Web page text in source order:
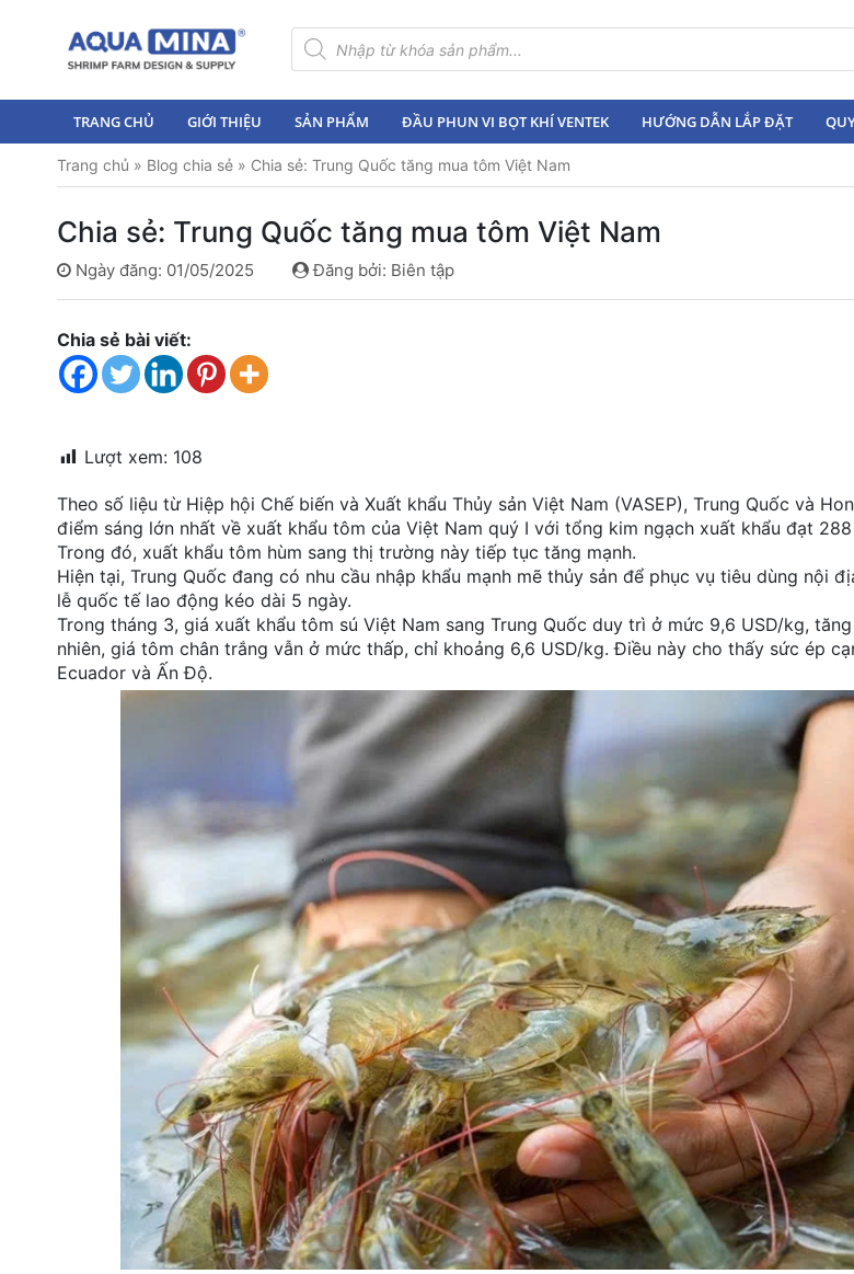
Tìm
kiếm
sản
TRANG CHỦ GIỚI THIỆU SẢN PHẨM ĐẦU PHUN VI BỌT KHÍ VENTEK HƯỚNG DẪN LẮP ĐẶT
Trang chủ » Blog chia sẻ » Chia sẻ: Trung Quốc tăng mua tôm Việt Nam
Chia sẻ: Trung Quốc tăng mua tôm Việt Nam
Ngày đăng: 01/05/2025 Đăng bởi: Biên tập
Chia sẻ bài viết:
Lượt xem: 108
Theo số liệu từ Hiệp hội Chế biến và Xuất khẩu Thủy sản Việt Nam (VASEP), Trung Quốc và
điểm sáng lớn nhất về xuất khẩu tôm của Việt Nam quý I với tổng kim ngạch xuất khẩu đạt
Trong đó, xuất khẩu tôm hùm sang thị trường này tiếp tục tăng mạnh.
Hiện tại, Trung Quốc đang có nhu cầu nhập khẩu mạnh mẽ thủy sản để phục vụ tiêu dùng nội
lễ quốc tế lao động kéo dài 5 ngày.
Trong tháng 3, giá xuất khẩu tôm sú Việt Nam sang Trung Quốc duy trì ở mức 9,6 USD/kg,
nhiên, giá tôm chân trắng vẫn ở mức thấp, chỉ khoảng 6,6 USD/kg. Điều này cho thấy sức ép
Ecuador và Ấn Độ.